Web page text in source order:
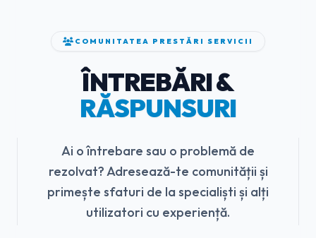
COMUNITATEA PRESTĂRI SERVICII
ÎNTREBĂRI &
RĂSPUNSURI
Ai o întrebare sau o problemă de
rezolvat? Adresează-te comunității și
primește sfaturi de la specialiști și alți
utilizatori cu experiență.